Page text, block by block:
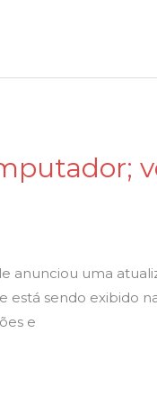
anunciou uma
está sendo exibido
e